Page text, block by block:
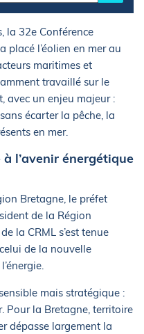
la 32e Conférence
placé l’éolien en mer au
maritimes et
travaillé sur le
avec un enjeu majeur :
écarter la pêche, la
en mer.
l’avenir énergétique
Bretagne, le préfet
de la Région
la CRML s’est tenue
de la nouvelle
mais stratégique :
Pour la Bretagne, territoire
dépasse largement la